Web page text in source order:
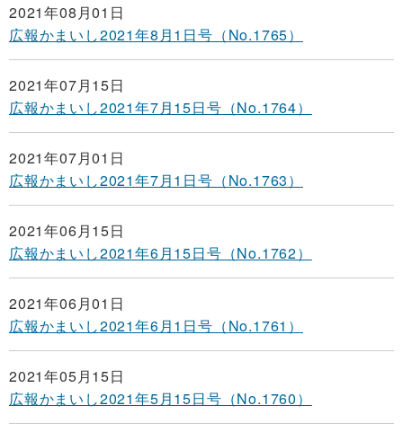
2021年08月01日
広報かまいし2021年8月1日号（No.1765）
2021年07月15日
広報かまいし2021年7月15日号（No.1764）
2021年07月01日
広報かまいし2021年7月1日号（No.1763）
2021年06月15日
広報かまいし2021年6月15日号（No.1762）
2021年06月01日
広報かまいし2021年6月1日号（No.1761）
2021年05月15日
広報かまいし2021年5月15日号（No.1760）